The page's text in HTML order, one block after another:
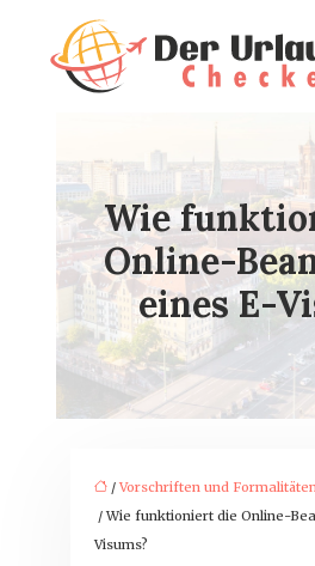
Wie
Online-
eines E-
/Vorschriften und
/ Wie funktioniert die Online-
Visums?